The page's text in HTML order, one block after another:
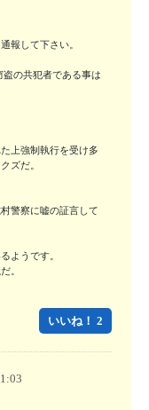
報して下さい。
の共犯者である事は
上強制執行を受け多
ズだ。
警察に嘘の証言して
ようです。
。
いいね！ 2